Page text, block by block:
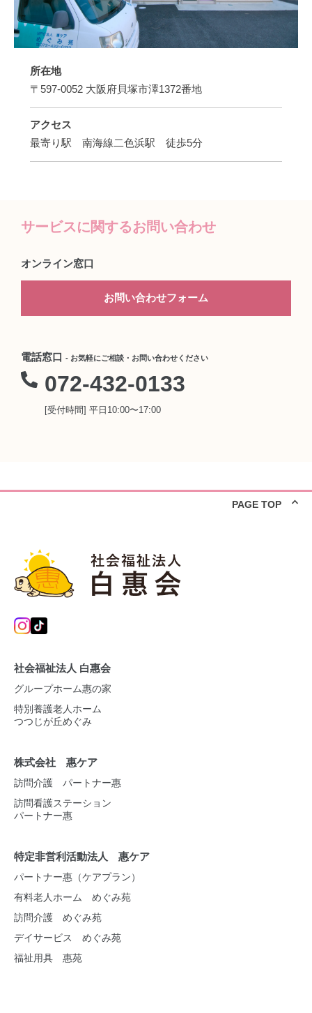
所在地
〒597-0052 大阪府貝塚市澤1372番地
アクセス
最寄り駅 南海線二色浜駅 徒歩5分
サービスに関するお問い合わせ
オンライン窓口
お問い合わせフォーム
電話窓口 - お気軽にご相談・お問い合わせください
072-432-0133
[受付時間] 平日10:00〜17:00
PAGE TOP
社会福祉法人 白惠会
グループホーム惠の家
特別養護老人ホーム
つつじが丘めぐみ
株式会社 惠ケア
訪問介護 パートナー惠
訪問看護ステーション
パートナー惠
特定非営利活動法人 惠ケア
パートナー惠（ケアプラン）
有料老人ホーム めぐみ苑
訪問介護 めぐみ苑
デイサービス めぐみ苑
福祉用具 惠苑